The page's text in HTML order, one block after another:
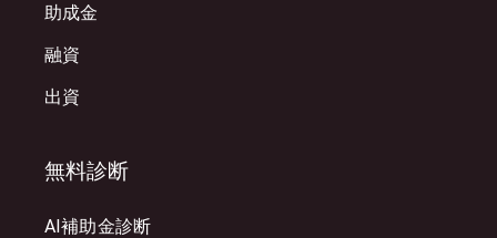
助成金
融資
出資
無料診断
AI補助金診断